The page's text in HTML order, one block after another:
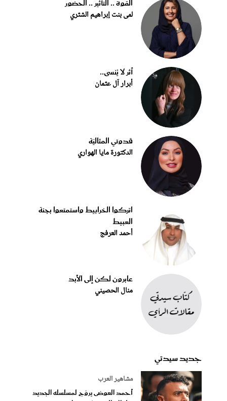
القوة .. التأثير .. الحضور
لمى بنت إبراهيم الشثري
أثر لا يُنسى..
أبرار آل عثمان
قدوتي المثاليّة
الدكتورة مايا الهواري
اتركوا الخرابيط واستمتعوا بجنة
العبيط
أحمد العرفج
عابرون لكن إلى الأبد
منال الحصيني
جديد سيدتي
مشاهير العرب
أحمد العوضى يروّج لمسلسله الجديد